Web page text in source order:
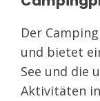
Der
und bietet
See und die
Aktivitäten